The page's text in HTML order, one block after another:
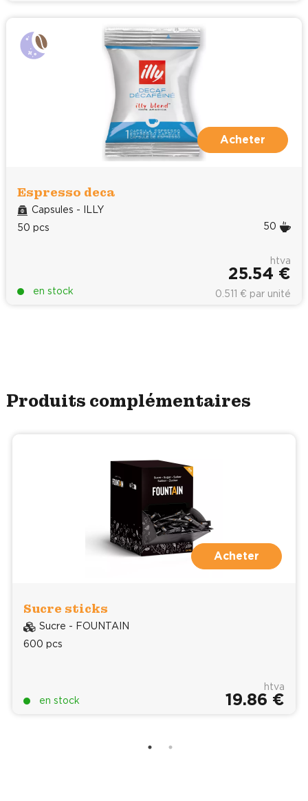
Acheter
Espresso deca
Capsules - ILLY
50 pcs
50
en stock
htva
25.54 €
0.511 € par unité
Produits complémentaires
Acheter
Sucre sticks
Sucre - FOUNTAIN
600 pcs
en stock
htva
19.86 €